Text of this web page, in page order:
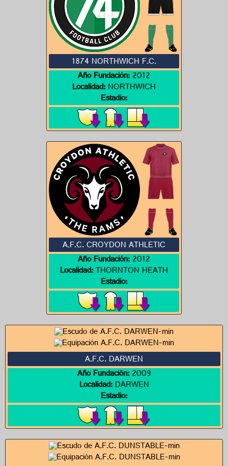
1874 NORTHWICH F.C.
Año Fundación:2012
Localidad:NORTHWICH
Estadio:
A.F.C. CROYDON ATHLETIC
Año Fundación:2012
Localidad:THORNTON HEATH
Estadio:
A.F.C. DARWEN
Año Fundación:2009
Localidad:DARWEN
Estadio: